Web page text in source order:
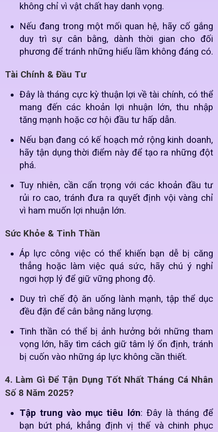
không chỉ vì vật chất hay danh vọng.
Nếu đang trong một mối quan hệ, hãy cố gắng
duy trì sự cân bằng, dành thời gian cho đối
phương để tránh những hiểu lầm không đáng có.
Tài Chính & Đầu Tư
Đây là tháng cực kỳ thuận lợi về tài chính, có thể
mang đến các khoản lợi nhuận lớn, thu nhập
tăng mạnh hoặc cơ hội đầu tư hấp dẫn.
Nếu bạn đang có kế hoạch mở rộng kinh doanh,
hãy tận dụng thời điểm này để tạo ra những đột
phá.
Tuy nhiên, cần cẩn trọng với các khoản đầu tư
rủi ro cao, tránh đưa ra quyết định vội vàng chỉ
vì ham muốn lợi nhuận lớn.
Sức Khỏe & Tinh Thần
Áp lực công việc có thể khiến bạn dễ bị căng
thẳng hoặc làm việc quá sức, hãy chú ý nghỉ
ngơi hợp lý để giữ vững phong độ.
Duy trì chế độ ăn uống lành mạnh, tập thể dục
đều đặn để cân bằng năng lượng.
Tinh thần có thể bị ảnh hưởng bởi những tham
vọng lớn, hãy tìm cách giữ tâm lý ổn định, tránh
bị cuốn vào những áp lực không cần thiết.
4. Làm Gì Để Tận Dụng Tốt Nhất Tháng Cá Nhân
Số 8 Năm 2025?
Tập trung vào mục tiêu lớn: Đây là tháng để
bạn bứt phá, khẳng định vị thế và chinh phục